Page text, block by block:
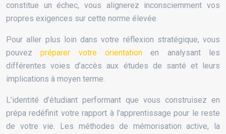
constitue un échec, vous alignerez inconsciemment vos
propres exigences sur cette norme élevée.
Pour aller plus loin dans votre réflexion stratégique, vous
pouvezpréparer votre orientation en analysant les
différentes voies d’accès aux études de santé et leurs
implications à moyen terme.
L’identité d’étudiant performant que vous construisez en
prépa redéfinit votre rapport à l’apprentissage pour le reste
de votre vie. Les méthodes de mémorisation active, la